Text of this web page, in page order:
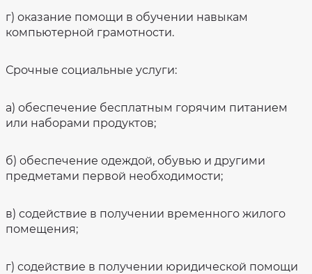
г) оказание помощи в обучении навыкам
компьютерной грамотности.
Срочные социальные услуги:
а) обеспечение бесплатным горячим питанием
или наборами продуктов;
б) обеспечение одеждой, обувью и другими
предметами первой необходимости;
в) содействие в получении временного жилого
помещения;
г) содействие в получении юридической помощи